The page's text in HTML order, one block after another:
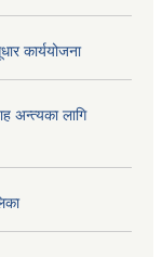
कार्ययोजना
अन्त्यका लागि